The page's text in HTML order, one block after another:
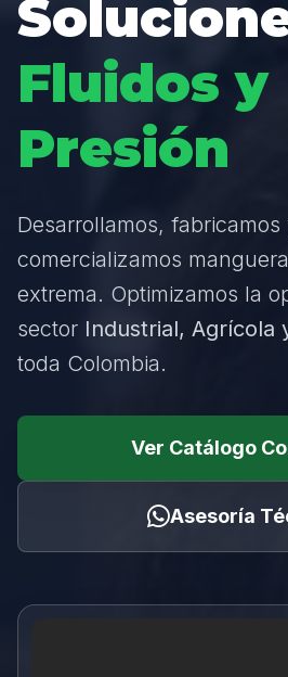
Fluidos y
Presión
Desarrollamos, fabricamos
comercializamos
extrema. Optimizamos la
sector Industrial, Agrícola
toda Colombia.
Ver Catálogo
Asesoría